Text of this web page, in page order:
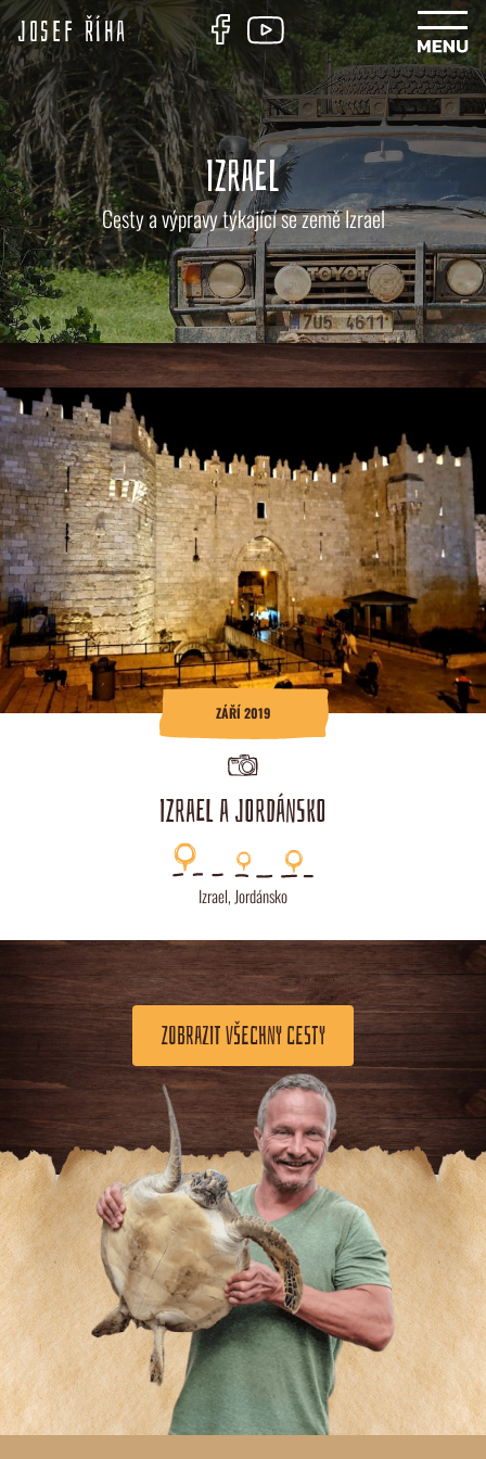
Josef Říha
IZRAEL
Cesty a výpravy týkající se země Izrael
ZÁŘÍ 2019
IZRAEL A JORDÁNSKO
Izrael, Jordánsko
ZOBRAZIT VŠECHNY CESTY